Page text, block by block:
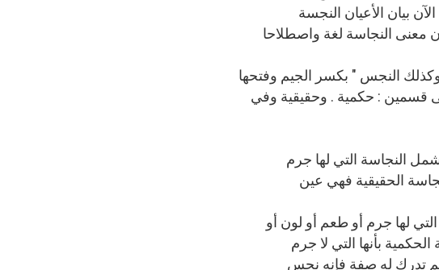
بيان الأعيان النجسة
معنى النجاسة لغة واصطلاحا
النجس " بكسر الجيم وفتحها
قسمين : حكمية . وحقيقية وفي
النجاسة التي لها جرم
الحقيقية فهي عين
التي لها جرم أو طعم أو لون أو
بأنها التي لا جرم
تدرك له صفة فإنه نجس